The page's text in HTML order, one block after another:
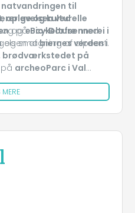
natvandringen til
,oplevelsen ved
oge-cykelturemed
og smagning af alpeost.
og kulturelle
påBio-Dorfsennerei i
afbiernes verden i
brødværkstedet på
archeoParc i Val
med adgang til